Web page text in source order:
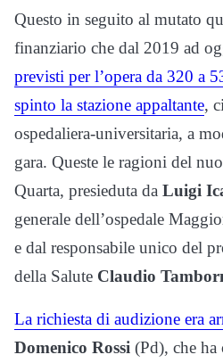
Questo in seguito al mutato
finanziario che dal 2019 ad
previsti per l’opera da 320 a
spinto la stazione appaltante,
ospedaliera-universitaria, a
gara. Queste le ragioni del
Quarta, presieduta da Luigi
generale dell’ospedale
e dal responsabile unico del
della Salute Claudio
La richiesta di audizione era
Domenico Rossi (Pd), che ha